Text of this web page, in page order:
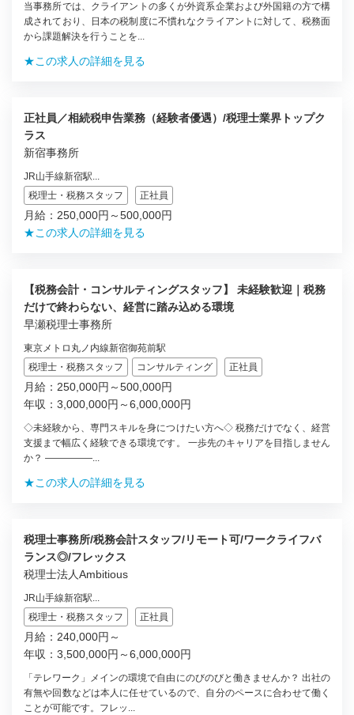
当事務所では、クライアントの多くが外資系企業および外国籍の方で構
成されており、日本の税制度に不慣れなクライアントに対して、税務面
から課題解決を行うことを...
★この求人の詳細を見る
正社員／相続税申告業務（経験者優遇）/税理士業界トップク
ラス
新宿事務所
JR山手線新宿駅...
税理士・税務スタッフ
正社員
月給：250,000円～500,000円
★この求人の詳細を見る
【税務会計・コンサルティングスタッフ】 未経験歓迎｜税務
だけで終わらない、経営に踏み込める環境
早瀬税理士事務所
東京メトロ丸ノ内線新宿御苑前駅
税理士・税務スタッフ
コンサルティング 正社員
月給：250,000円～500,000円
年収：3,000,000円～6,000,000円
◇未経験から、専門スキルを身につけたい方へ◇ 税務だけでなく、経営
支援まで幅広く経験できる環境です。 一歩先のキャリアを目指しません
か？ ―――――...
★この求人の詳細を見る
税理士事務所/税務会計スタッフ/リモート可/ワークライフバ
ランス◎/フレックス
税理士法人Ambitious
JR山手線新宿駅...
税理士・税務スタッフ
正社員
月給：240,000円～
年収：3,500,000円～6,000,000円
「テレワーク」メインの環境で自由にのびのびと働きませんか？ 出社の
有無や回数などは本人に任せているので、自分のペースに合わせて働く
ことが可能です。フレッ...